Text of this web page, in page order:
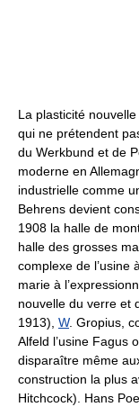
La plasticité
qui ne prétendent
du Werkbund et de
moderne en
industrielle comme
Behrens devient
1908 la halle de
halle des grosses
complexe de l’usine
marie à
nouvelle du verre et
1913), W. Gropius,
Alfeld l’usine Fagus
disparaître même
construction la plus
Hitchcock). Hans